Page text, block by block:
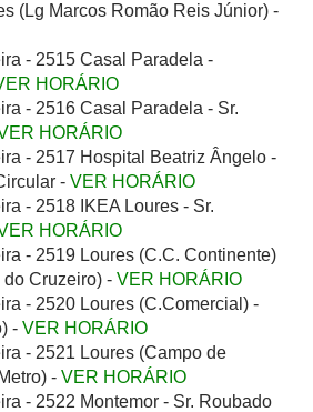
(Lg Marcos Romão Reis Júnior) -
- 2515 Casal Paradela -
HORÁRIO
- 2516 Casal Paradela - Sr.
HORÁRIO
- 2517 Hospital Beatriz Ângelo -
- VER HORÁRIO
- 2518 IKEA Loures - Sr.
HORÁRIO
- 2519 Loures (C.C. Continente)
Cruzeiro) - VER HORÁRIO
- 2520 Loures (C.Comercial) -
- VER HORÁRIO
- 2521 Loures (Campo de
- VER HORÁRIO
- 2522 Montemor - Sr. Roubado